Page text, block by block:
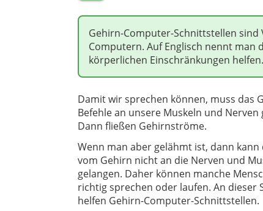
Gehirn-Computer-Schnittstellen
Computern. Auf Englisch nennt man
körperlichen Einschränkungen helfen.
Damit wir sprechen können, muss das
Befehle an unsere Muskeln und Nerven
Dann fließen Gehirnströme.
Wenn man aber gelähmt ist, dann kann
vom Gehirn nicht an die Nerven und
gelangen. Daher können manche
richtig sprechen oder laufen. An dieser
helfen Gehirn-Computer-Schnittstellen.